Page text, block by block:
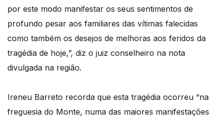
por este modo manifestar os seus sentimentos de
profundo pesar aos familiares das vítimas falecidas
como também os desejos de melhoras aos feridos da
tragédia de hoje,”, diz o juiz conselheiro na nota
divulgada na região.
Ireneu Barreto recorda que esta tragédia ocorreu “na
freguesia do Monte, numa das maiores manifestações